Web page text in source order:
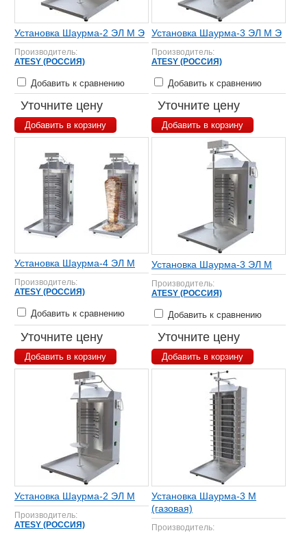
Установка Шаурма-2 ЭЛ М Э
Производитель:
ATESY (РОССИЯ)
Добавить к сравнению
Уточните цену
Добавить в корзину
Установка Шаурма-3 ЭЛ М Э
Производитель:
ATESY (РОССИЯ)
Добавить к сравнению
Уточните цену
Добавить в корзину
Установка Шаурма-4 ЭЛ М
Производитель:
ATESY (РОССИЯ)
Добавить к сравнению
Уточните цену
Добавить в корзину
Установка Шаурма-3 ЭЛ М
Производитель:
ATESY (РОССИЯ)
Добавить к сравнению
Уточните цену
Добавить в корзину
Установка Шаурма-2 ЭЛ М
Производитель:
ATESY (РОССИЯ)
Установка Шаурма-3 М
(газовая)
Производитель: